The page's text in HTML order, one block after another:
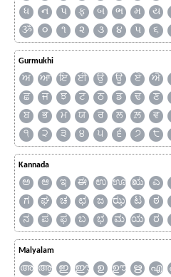
ધ
ન પ ફ બ ભ મ ય
ૐ
૦ ૧ ૨ ૩ ૪ ૫ ૬
Gurmukhi
ਅ ਆ ਇ ਈ ਉ ਊ ਏ ਐ
ਛ
ਜ ਝ ਟ ਠ ਡ ਢ ਣ
ਬ
ਭ ਮ ਯ ਰ ਲ ਲ਼ ਵ
੧
੨ ੩ ੪ ੫ ੬ ੭ ੮
Kannada
ಅ ಆ ಇ ಈ ಉ ಊ ಋ ಎ
ಗ
ಘ ಚ ಛ ಜ ಝ ಟ ಠ
ನ
ಪ ಫ ಬ ಭ ಮ ಯ ರ
Malyalam
അ ആ ഇ ഈ ഉ ഊ ഋ എ